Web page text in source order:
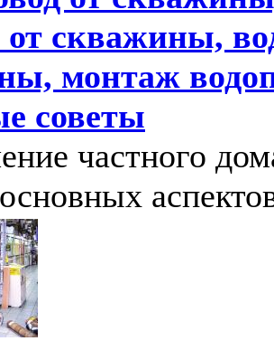
от скважины,
монтаж
советы
частного